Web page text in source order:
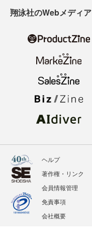
翔泳社のWebメディア
ヘルプ
著作権・リンク
会員情報管理
免責事項
会社概要